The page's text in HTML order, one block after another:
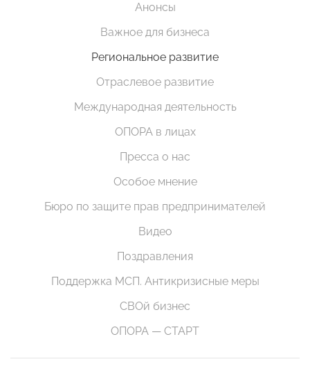
Анонсы
Важное для бизнеса
Региональное развитие
Отраслевое развитие
Международная деятельность
ОПОРА в лицах
Пресса о нас
Особое мнение
Бюро по защите прав предпринимателей
Видео
Поздравления
Поддержка МСП. Антикризисные меры
СВОй бизнес
ОПОРА — СТАРТ